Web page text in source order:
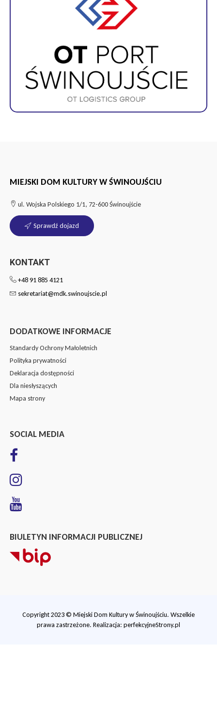
MIEJSKI DOM KULTURY W ŚWINOUJŚCIU
ul. Wojska Polskiego 1/1, 72-600 Świnoujście
Sprawdź dojazd
KONTAKT
+48 91 885 4121
sekretariat@mdk.swinoujscie.pl
DODATKOWE INFORMACJE
Standardy Ochrony Małoletnich
Polityka prywatności
Deklaracja dostępności
Dla niesłyszących
Mapa strony
SOCIAL MEDIA
BIULETYN INFORMACJI PUBLICZNEJ
Copyright 2023 © Miejski Dom Kultury w Świnoujściu. Wszelkie
prawa zastrzeżone. Realizacja: perfekcyjneStrony.pl